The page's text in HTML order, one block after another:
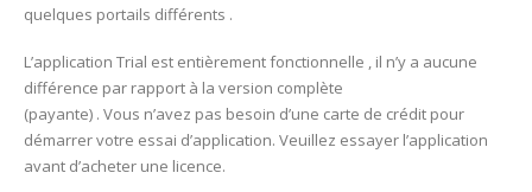
quelques portails différents .
L’application Trial est entièrement fonctionnelle , il n’y a aucune
différence par rapport à la version complète
(payante) . Vous n’avez pas besoin d’une carte de crédit pour
démarrer votre essai d’application. Veuillez essayer l’application
avant d’acheter une licence.